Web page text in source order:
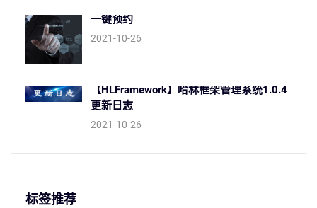
一键预约
2021-10-26
【HLFramework】哈林框架管理系统1.0.4
更新日志
2021-10-26
标签推荐